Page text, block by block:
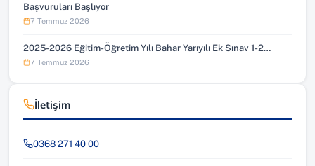
Başvuruları Başlıyor
7 Temmuz 2026
2025-2026 Eğitim-Öğretim Yılı Bahar Yarıyılı Ek Sınav 1-2…
7 Temmuz 2026
İletişim
0368 271 40 00